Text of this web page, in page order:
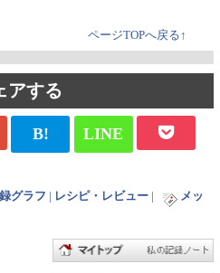
ページTOPへ戻る↑
アする
B! LINE
グラフ レシピ・レビュー
メッ